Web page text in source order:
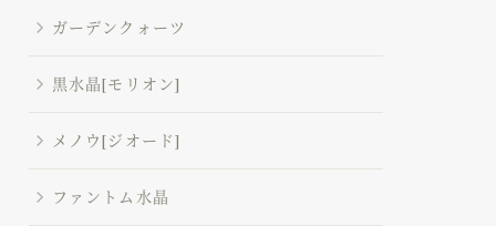
ガーデンクォーツ
黒水晶[モリオン]
メノウ[ジオード]
ファントム水晶